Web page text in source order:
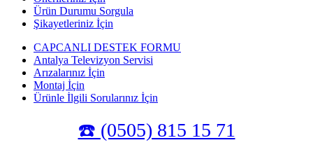
Ürün Durumu Sorgula
Şikayetleriniz İçin
CAPCANLI DESTEK FORMU
Antalya Televizyon Servisi
Arızalarınız İçin
Montaj İçin
Ürünle İlgili Sorularınız İçin
☎️ (0505) 815 15 71